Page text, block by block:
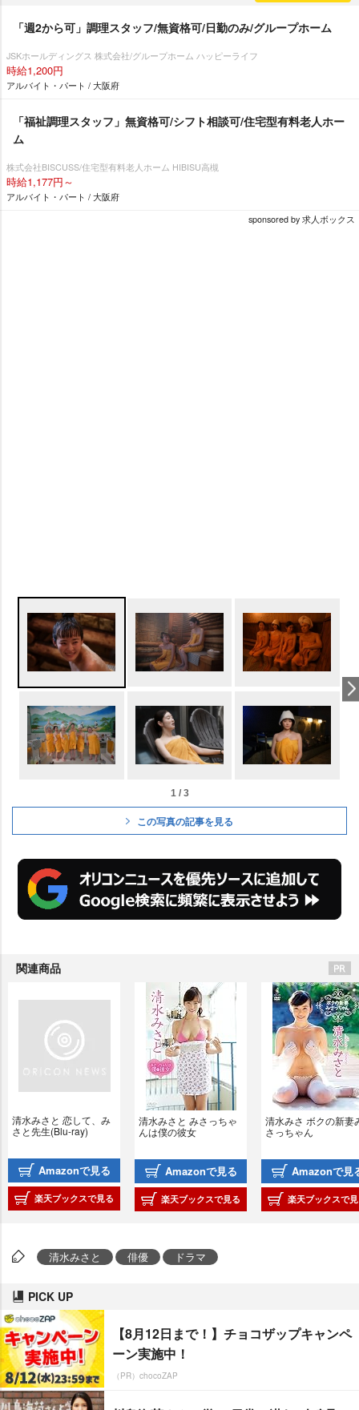
「週2から可」調理スタッフ/無資格可/日勤のみ/グループホーム
JSKホールディングス 株式会社/グループホーム ハッピーライフ
時給1,200円
アルバイト・パート / 大阪府
「福祉調理スタッフ」無資格可/シフト相談可/住宅型有料老人ホー
ム
株式会社BISCUSS/住宅型有料老人ホーム HIBISU高槻
時給1,177円～
アルバイト・パート / 大阪府
sponsored by 求人ボックス
1 / 3
この写真の記事を見る
関連商品
清水みさと 恋して、み
さと先生(Blu-ray)
Amazonで見る
楽天ブックスで見る
清水みさと みさっちゃ
んは僕の彼女
Amazonで見る
楽天ブックスで見る
清水みさ ボクの新妻
さっちゃん
Amazonで見
楽天ブックスで
清水みさと 俳優 ドラマ
PICK UP
【8月12日まで！】チョコザップキャンペ
ーン実施中！
（PR）chocoZAP